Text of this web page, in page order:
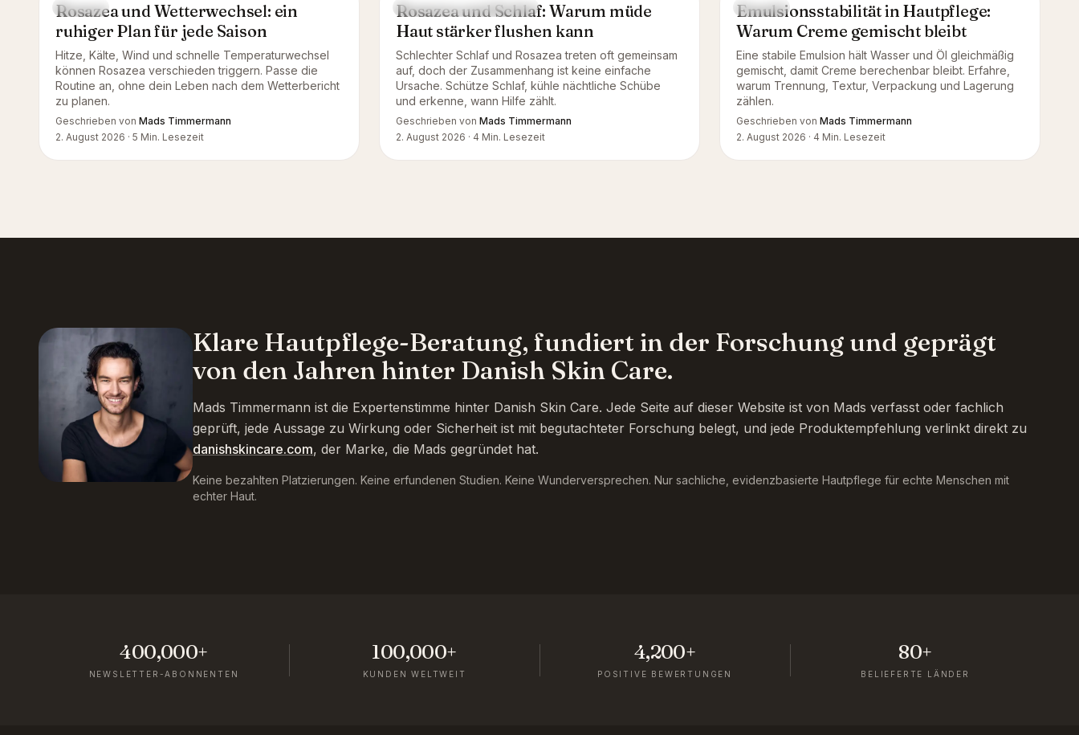
GUIDE
Rosazea und Wetterwechsel: ein
ruhiger Plan für jede Saison
Hitze, Kälte, Wind und schnelle Temperaturwechsel
können Rosazea verschieden triggern. Passe die
Routine an, ohne dein Leben nach dem Wetterbericht
zu planen.
Geschrieben von Mads Timmermann
2. August 2026 · 5 Min. Lesezeit
HAUTBESCHWERDEN
Rosazea und Schlaf: Warum müde
Haut stärker flushen kann
Schlechter Schlaf und Rosazea treten oft gemeinsam
auf, doch der Zusammenhang ist keine einfache
Ursache. Schütze Schlaf, kühle nächtliche Schübe
und erkenne, wann Hilfe zählt.
Geschrieben von Mads Timmermann
2. August 2026 · 4 Min. Lesezeit
GUIDE
Emulsionsstabilität in Hautpflege:
Warum Creme gemischt bleibt
Eine stabile Emulsion hält Wasser und Öl gleichmäßig
gemischt, damit Creme berechenbar bleibt. Erfahre,
warum Trennung, Textur, Verpackung und Lagerung
zählen.
Geschrieben von Mads Timmermann
2. August 2026 · 4 Min. Lesezeit
Klare Hautpflege-Beratung, fundiert in der Forschung und geprägt
von den Jahren hinter Danish Skin Care.
Mads Timmermann ist die Expertenstimme hinter Danish Skin Care. Jede Seite auf dieser Website ist von Mads verfasst oder fachlich
geprüft, jede Aussage zu Wirkung oder Sicherheit ist mit begutachteter Forschung belegt, und jede Produktempfehlung verlinkt direkt zu
danishskincare.com, der Marke, die Mads gegründet hat.
Keine bezahlten Platzierungen. Keine erfundenen Studien. Keine Wunderversprechen. Nur sachliche, evidenzbasierte Hautpflege für echte Menschen mit
echter Haut.
400,000+
NEWSLETTER-ABONNENTEN
100,000+
KUNDEN WELTWEIT
4,200+
POSITIVE BEWERTUNGEN
80+
BELIEFERTE LÄNDER